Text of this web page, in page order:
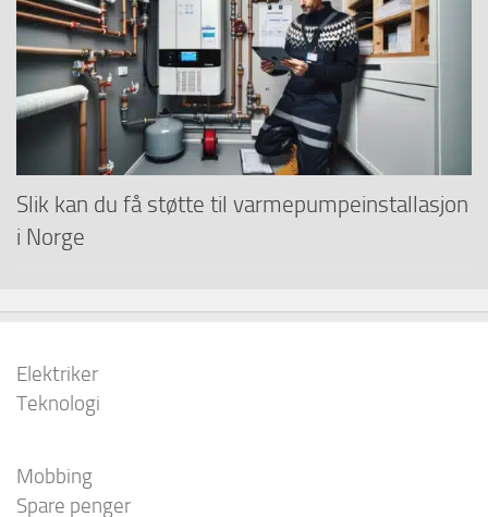
Slik kan du få støtte til varmepumpeinstallasjon
i Norge
Elektriker
Teknologi
Mobbing
Spare penger